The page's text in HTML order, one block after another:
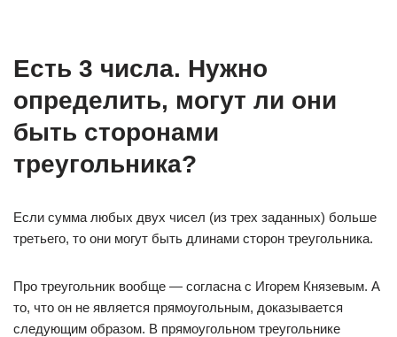
Есть 3 числа. Нужно
определить, могут ли они
быть сторонами
треугольника?
Если сумма любых двух чисел (из трех заданных) больше
третьего, то они могут быть длинами сторон треугольника.
Про треугольник вообще — согласна с Игорем Князевым. А
то, что он не является прямоугольным, доказывается
следующим образом. В прямоугольном треугольнике